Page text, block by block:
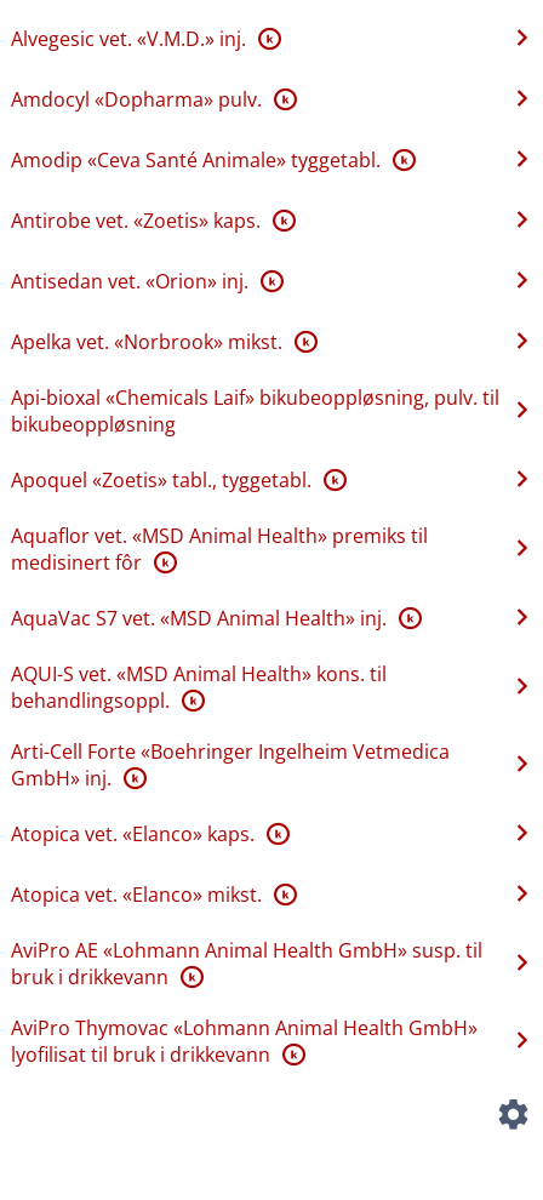
Alvegesic vet. «V.M.D.» inj. K
Amdocyl «Dopharma» pulv. K
Amodip «Ceva Santé Animale» tyggetabl. K
Antirobe vet. «Zoetis» kaps. K
Antisedan vet. «Orion» inj. K
Apelka vet. «Norbrook» mikst. K
Api-bioxal «Chemicals Laif» bikubeoppløsning, pulv. til
bikubeoppløsning
Apoquel «Zoetis» tabl., tyggetabl. K
Aquaflor vet. «MSD Animal Health» premiks til
medisinert fôr K
AquaVac S7 vet. «MSD Animal Health» inj. K
AQUI-S vet. «MSD Animal Health» kons. til
behandlingsoppl. K
Arti-Cell Forte «Boehringer Ingelheim Vetmedica
GmbH» inj. K
Atopica vet. «Elanco» kaps. K
Atopica vet. «Elanco» mikst. K
AviPro AE «Lohmann Animal Health GmbH» susp. til
bruk i drikkevann K
AviPro Thymovac «Lohmann Animal Health GmbH»
lyofilisat til bruk i drikkevann K